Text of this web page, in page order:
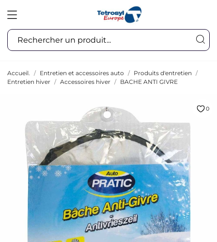
Accueil. Entretien et accessoires auto
Produits d'entretien
Entretien hiver
Accessoires hiver BACHE ANTI GIVRE
0